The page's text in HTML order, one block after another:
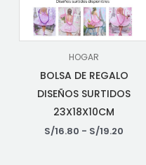
HOGAR
BOLSA DE REGALO
DISEÑOS SURTIDOS
23X18X10CM
S/16.80 - S/19.20